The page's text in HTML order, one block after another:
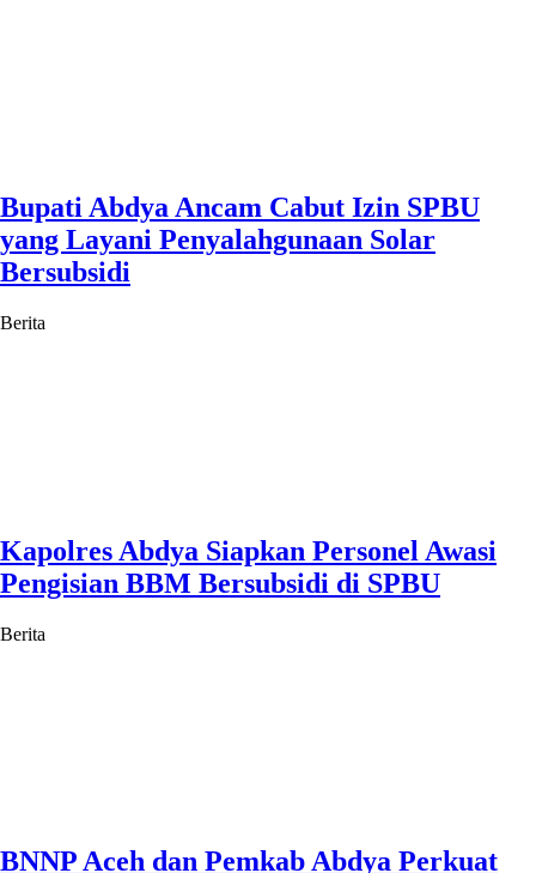
Bupati Abdya Ancam Cabut Izin SPBU
yang Layani Penyalahgunaan Solar
Bersubsidi
Berita
Kapolres Abdya Siapkan Personel Awasi
Pengisian BBM Bersubsidi di SPBU
Berita
BNNP Aceh dan Pemkab Abdya Perkuat